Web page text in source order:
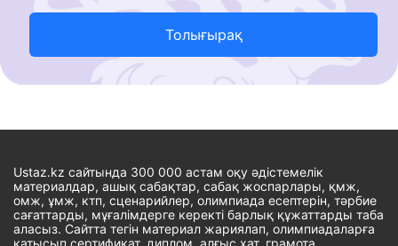
Толығырақ
Ustaz.kz сайтында 300 000 астам оқу әдістемелік
материалдар, ашық сабақтар, сабақ жоспарлары, қмж,
омж, ұмж, ктп, сценарийлер, олимпиада есептерін, тәрбие
сағаттарды, мұғалімдерге керекті барлық құжаттарды таба
аласыз. Сайтта тегін материал жариялап, олимпиадаларға